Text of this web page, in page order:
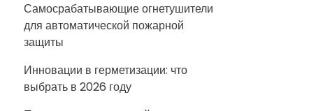
Самосрабатывающие огнетушители
для автоматической пожарной
защиты
Инновации в герметизации: что
выбрать в 2026 году